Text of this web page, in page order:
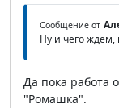
Сообщение от
Ну и чего ждем,
Да пока работа
"Ромашка".